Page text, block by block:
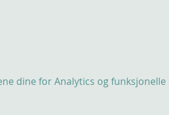
dine for Analytics og